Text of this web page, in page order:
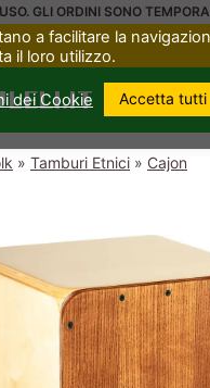
GLI ORDINI SONO
» Tamburi Etnici » Cajon
a facilitare la
il loro utilizzo.
dei Cookie Accetta tutti